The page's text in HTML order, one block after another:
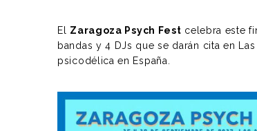
El Zaragoza Psych Fest celebra este
bandas y 4 DJs que se darán cita en
psicodélica en España.